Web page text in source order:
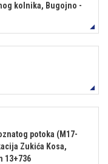
kolnika, Bugojno -
potoka (M17-
Zukića Kosa,
13+736